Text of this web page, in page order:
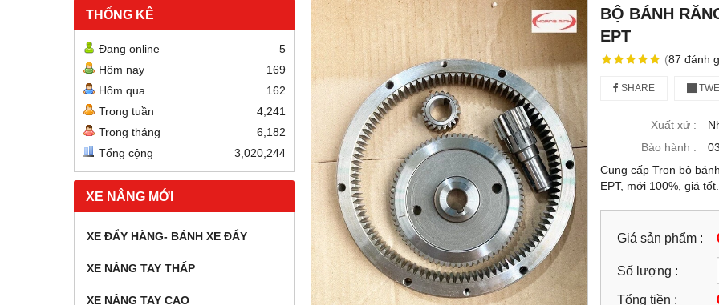
THỐNG KÊ
Đang online
5
Hôm nay
169
Hôm qua
162
Trong tuần
4,241
Trong tháng
6,182
Tổng cộng
3,020,244
XE NÂNG MỚI
XE ĐẨY HÀNG- BÁNH XE ĐẨY
XE NÂNG TAY THẤP
XE NÂNG TAY CAO
BỘ BÁNH
EPT
(87 đánh
SHARE
Xuất xứ :
Bảo hành :
Cung cấp Trọn bộ
EPT, mới 100%, giá
Giá sản phẩm :
Số lượng :
Tổng tiền :